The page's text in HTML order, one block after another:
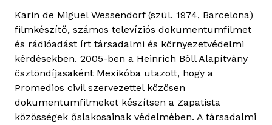
Karin de Miguel Wessendorf (szül. 1974, Barcelona)
filmkészítő, számos televíziós dokumentumfilmet
és rádióadást írt társadalmi és környezetvédelmi
kérdésekben. 2005-ben a Heinrich Böll Alapítvány
ösztöndíjasaként Mexikóba utazott, hogy a
Promedios civil szervezettel közösen
dokumentumfilmeket készítsen a Zapatista
közösségek őslakosainak védelmében. A társadalmi